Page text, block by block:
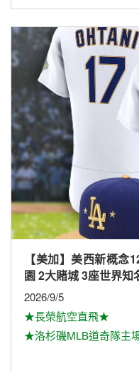
【美加】美西新概念
園 2大賭城 3座世界知
2026/9/5
★長榮航空直飛★
★洛杉磯MLB道奇隊主